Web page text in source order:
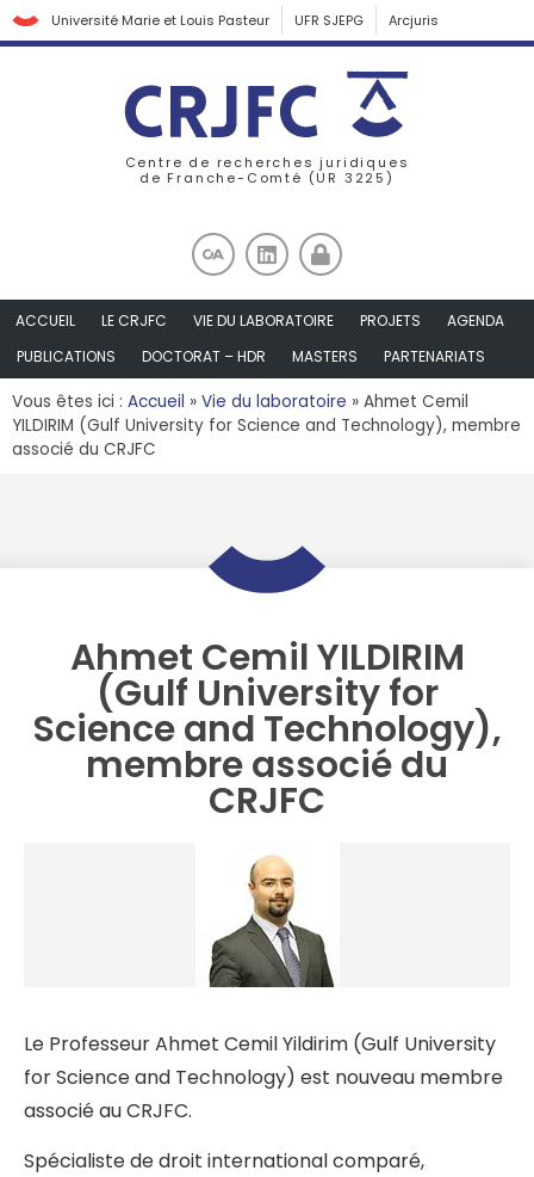
Université Marie et Louis Pasteur UFR SJEPG Arcjuris
Centre de recherches juridiques
de Franche-Comté (UR 3225)
ACCUEIL LE CRJFC VIE DU LABORATOIRE PROJETS
AGENDA
PUBLICATIONS
DOCTORAT – HDR MASTERS PARTENARIATS
Vous êtes ici : Accueil » Vie du laboratoire » Ahmet Cemil
YILDIRIM (Gulf University for Science and Technology), membre
associé du CRJFC
Ahmet Cemil YILDIRIM
(Gulf University for
Science and Technology),
membre associé du
CRJFC
Le Professeur Ahmet Cemil Yildirim (Gulf University
for Science and Technology) est nouveau membre
associé au CRJFC.
Spécialiste de droit international comparé,